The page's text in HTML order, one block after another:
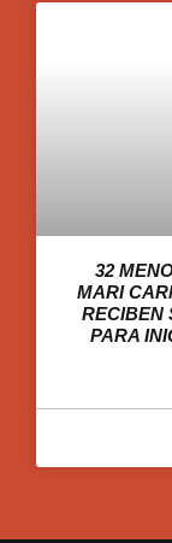
32
MARI
RECIBEN
PARA